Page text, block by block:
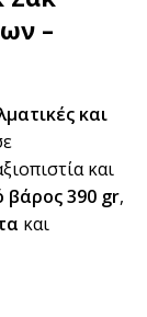
–
και
και
βάρος 390 gr,
και